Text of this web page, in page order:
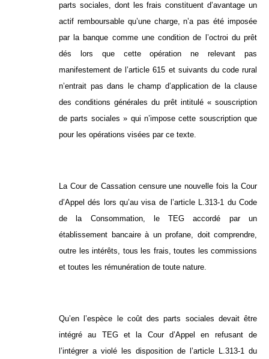
parts sociales, dont les frais constituent d’avantage un
actif remboursable qu’une charge, n’a pas été imposée
par la banque comme une condition de l’octroi du prêt
dés lors que cette opération ne relevant pas
manifestement de l’article 615 et suivants du code rural
n’entrait pas dans le champ d’application de la clause
des conditions générales du prêt intitulé « souscription
de parts sociales » qui n’impose cette souscription que
pour les opérations visées par ce texte.
La Cour de Cassation censure une nouvelle fois la Cour
d’Appel dés lors qu’au visa de l’article L.313-1 du Code
de la Consommation, le TEG accordé par un
établissement bancaire à un profane, doit comprendre,
outre les intérêts, tous les frais, toutes les commissions
et toutes les rémunération de toute nature.
Qu’en l’espèce le coût des parts sociales devait être
intégré au TEG et la Cour d’Appel en refusant de
l’intégrer a violé les disposition de l’article L.313-1 du